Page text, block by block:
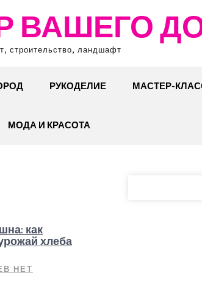
ВАШЕГО
строительство, ландшафт
РУКОДЕЛИЕ МАСТЕР-
МОДА И КРАСОТА
как
хлеба
НЕТ